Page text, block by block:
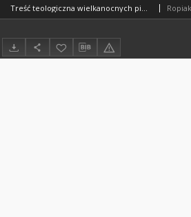
Treść teologiczna wielkanocnych pieśni zastępujących hymny w Liturgii Godzin